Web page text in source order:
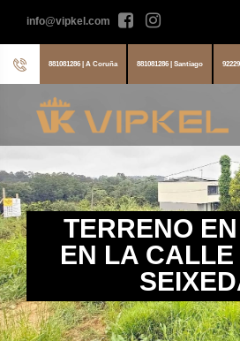
info@vipkel.com
881081286 | A Coruña 881081286 | Santiago
TERRENO
EN LA